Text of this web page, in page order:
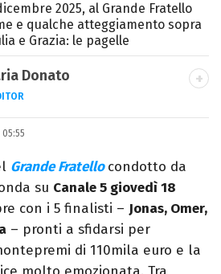
2025, al Grande Fratello
e qualche atteggiamento sopra
e Grazia: le pagelle
Donato
dei Media, mi dedico
web content editor
diverse testate.
Grande Fratellocondotto da
su Canale 5 giovedì 18
con i 5 finalisti – Jonas, Omer,
– pronti a sfidarsi per
di 110mila euro e la